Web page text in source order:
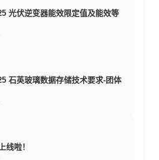
光伏逆变器能效限定值及能效等
石英玻璃数据存储技术要求-团体
线啦！